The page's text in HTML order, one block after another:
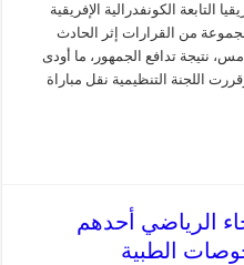
التابعة الكونفدرالية الإفريقية
من القرارات إثر الحادث
نتيجة تدافع الجمهور، ما أودى
اللجنة التنظيمية نقل مباراة
الرياضي أحدهم
الطبية